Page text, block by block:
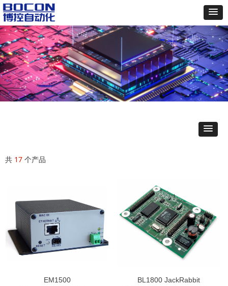
共 17 个产品
EM1500 BL1800 JackRabbit